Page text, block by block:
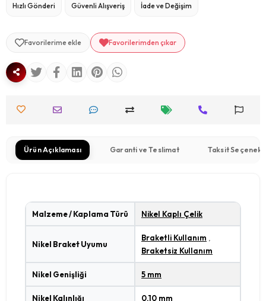
Hızlı Gönderi Güvenli Alışveriş İade ve Değişim
Favorilerime ekle Favorilerimden çıkar
Ürün Açıklaması Garanti ve Teslimat Taksit
Malzeme / Kaplama Türü Nikel Kaplı Çelik
Nikel Braket Uyumu
Braketli Kullanım
Braketsiz Kullanım
Nikel Genişliği 5 mm
Nikel Kalınlığı 0,10 mm